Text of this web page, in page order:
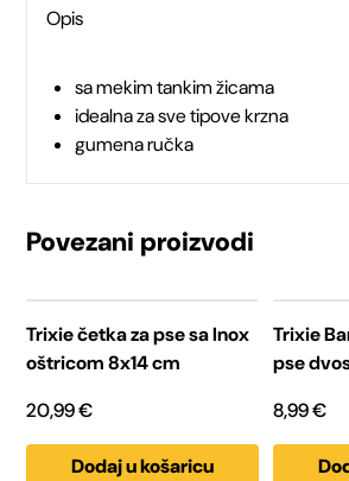
mekana
Opis
sa mekim tankim žicama
idealna za sve tipove krzna
gumena ručka
Povezani proizvodi
Trixie četka za pse sa Inox
oštricom 8x14 cm
20,99€
Dodaj u košaricu
Trixie
pse
8,99€